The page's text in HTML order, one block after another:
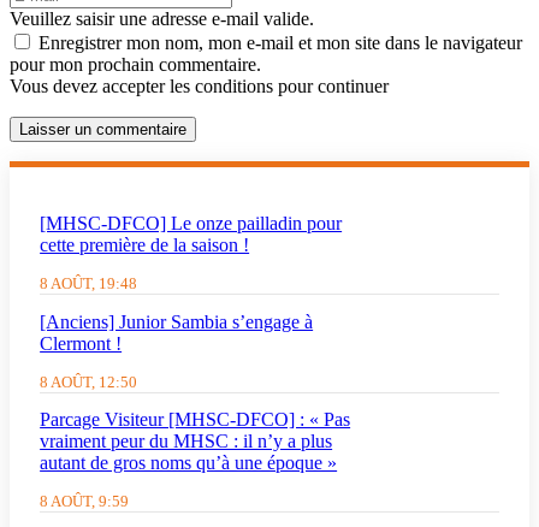
Veuillez saisir une adresse e-mail valide.
Enregistrer mon nom, mon e-mail et mon site dans le navigateur
pour mon prochain commentaire.
Vous devez accepter les conditions pour continuer
Laisser un commentaire
[MHSC-DFCO] Le onze pailladin pour
cette première de la saison !
8 AOÛT, 19:48
[Anciens] Junior Sambia s’engage à
Clermont !
8 AOÛT, 12:50
Parcage Visiteur [MHSC-DFCO] : « Pas
vraiment peur du MHSC : il n’y a plus
autant de gros noms qu’à une époque »
8 AOÛT, 9:59